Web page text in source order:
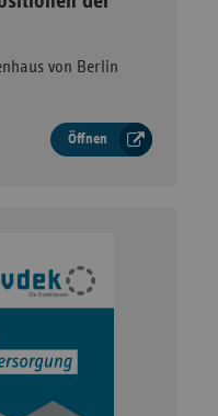
von Berlin
Öffnen